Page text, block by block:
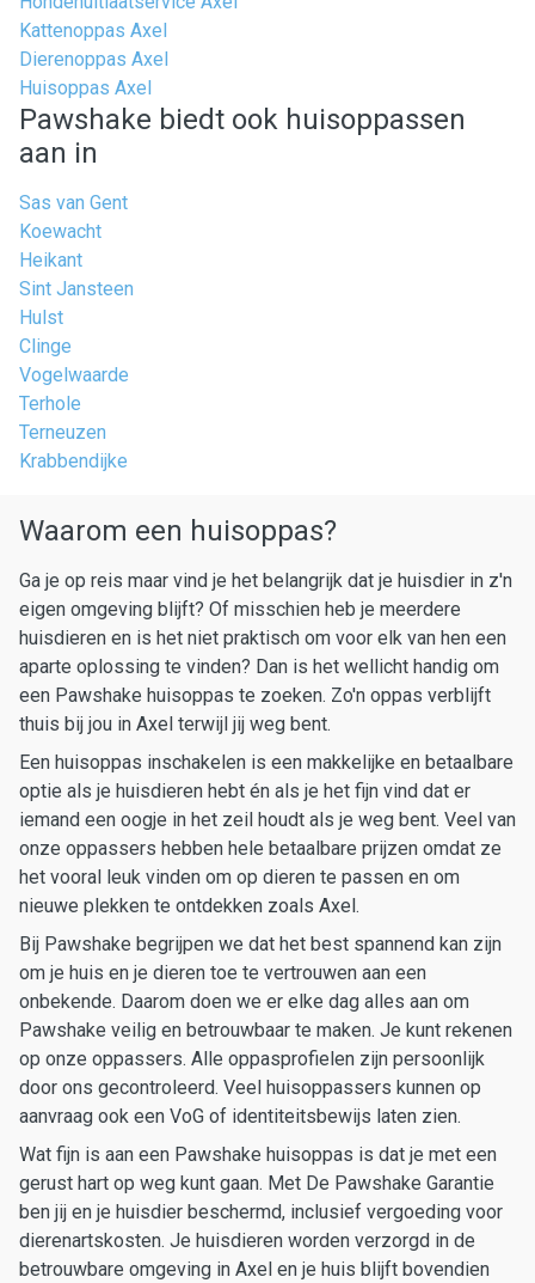
Kattenoppas Axel
Dierenoppas Axel
Huisoppas Axel
Pawshake biedt ook huisoppassen
aan in
Sas van Gent
Koewacht
Heikant
Sint Jansteen
Hulst
Clinge
Vogelwaarde
Terhole
Terneuzen
Krabbendijke
Waarom een huisoppas?
Ga je op reis maar vind je het belangrijk dat je huisdier in z'n
eigen omgeving blijft? Of misschien heb je meerdere
huisdieren en is het niet praktisch om voor elk van hen een
aparte oplossing te vinden? Dan is het wellicht handig om
een Pawshake huisoppas te zoeken. Zo'n oppas verblijft
thuis bij jou in Axel terwijl jij weg bent.
Een huisoppas inschakelen is een makkelijke en betaalbare
optie als je huisdieren hebt én als je het fijn vind dat er
iemand een oogje in het zeil houdt als je weg bent. Veel van
onze oppassers hebben hele betaalbare prijzen omdat ze
het vooral leuk vinden om op dieren te passen en om
nieuwe plekken te ontdekken zoals Axel.
Bij Pawshake begrijpen we dat het best spannend kan zijn
om je huis en je dieren toe te vertrouwen aan een
onbekende. Daarom doen we er elke dag alles aan om
Pawshake veilig en betrouwbaar te maken. Je kunt rekenen
op onze oppassers. Alle oppasprofielen zijn persoonlijk
door ons gecontroleerd. Veel huisoppassers kunnen op
aanvraag ook een VoG of identiteitsbewijs laten zien.
Wat fijn is aan een Pawshake huisoppas is dat je met een
gerust hart op weg kunt gaan. Met De Pawshake Garantie
ben jij en je huisdier beschermd, inclusief vergoeding voor
dierenartskosten. Je huisdieren worden verzorgd in de
betrouwbare omgeving in Axel en je huis blijft bovendien